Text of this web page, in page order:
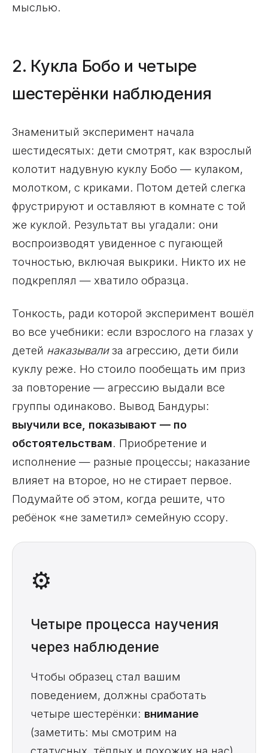
мыслью.
2. Кукла Бобо и четыре
шестерёнки наблюдения
Знаменитый эксперимент начала
шестидесятых: дети смотрят, как взрослый
колотит надувную куклу Бобо — кулаком,
молотком, с криками. Потом детей слегка
фрустрируют и оставляют в комнате с той
же куклой. Результат вы угадали: они
воспроизводят увиденное с пугающей
точностью, включая выкрики. Никто их не
подкреплял — хватило образца.
Тонкость, ради которой эксперимент вошёл
во все учебники: если взрослого на глазах у
детей наказывализа агрессию, дети били
куклу реже. Но стоило пообещать им приз
за повторение — агрессию выдали все
группы одинаково. Вывод Бандуры:
выучили все, показывают — по
обстоятельствам. Приобретение и
исполнение — разные процессы; наказание
влияет на второе, но не стирает первое.
Подумайте об этом, когда решите, что
ребёнок «не заметил» семейную ссору.
⚙️
Четыре процесса научения
через наблюдение
Чтобы образец стал вашим
поведением, должны сработать
четыре шестерёнки: внимание
(заметить: мы смотрим на